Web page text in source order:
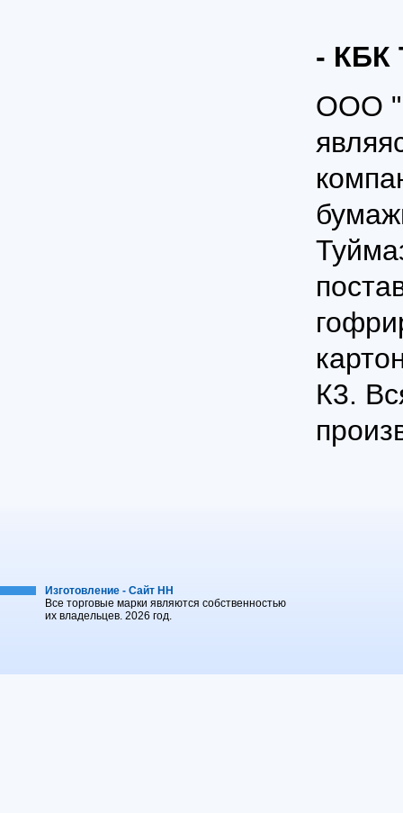
- КБК
ООО
К3.
Изготовление - Сайт НН
Все торговые марки являются собственностью
их владельцев. 2026 год.